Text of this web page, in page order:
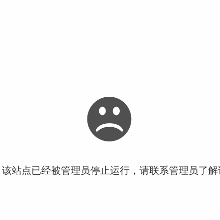
站点已经被管理员停止运行，请联系管理员了